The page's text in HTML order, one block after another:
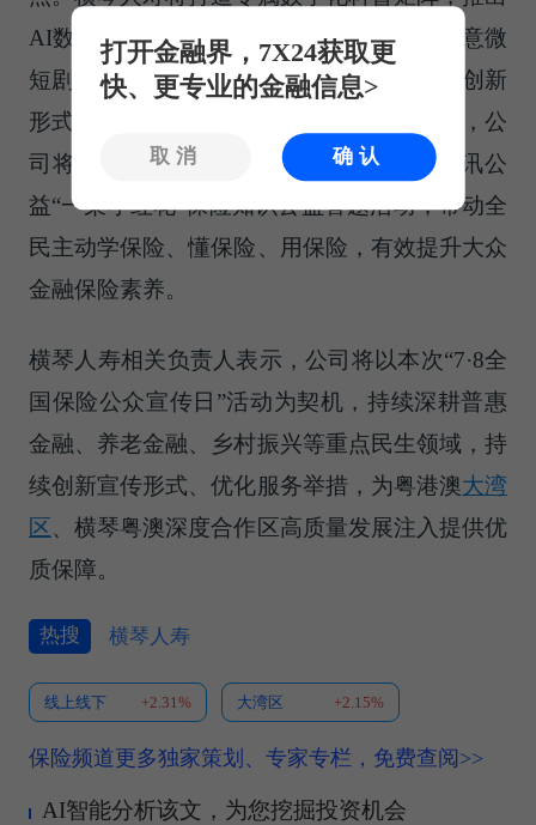
AI数字人系列短视频、“四大名著话保险”创意微
短剧，以贴合新媒体传播、网民喜闻乐见的创新
形式，通俗化、场景化普及保险知识。同时，公
司将积极号召全体职工、广大客户参与腾讯公
益“一朵小红花”保险知识公益答题活动，带动全
民主动学保险、懂保险、用保险，有效提升大众
金融保险素养。
横琴人寿相关负责人表示，公司将以本次“7·8全
国保险公众宣传日”活动为契机，持续深耕普惠
金融、养老金融、乡村振兴等重点民生领域，持
续创新宣传形式、优化服务举措，为粤港澳大湾
区 、横琴粤澳深度合作区高质量发展注入提供优
质保障。
热搜 横琴人寿
线上线下 +2.31% 大湾区 +2.15%
保险频道更多独家策划、专家专栏，免费查阅>>
AI智能分析该文，为您挖掘投资机会
打开金融界，7X24获取更
快、更专业的金融信息>
取消 确认